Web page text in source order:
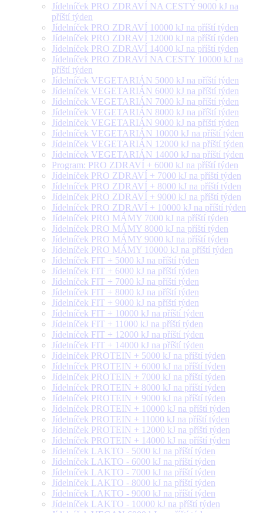
Jídelníček PRO ZDRAVÍ NA CESTY 9000 kJ na
příští týden
Jídelníček PRO ZDRAVÍ 10000 kJ na příští týden
Jídelníček PRO ZDRAVÍ 12000 kJ na příští týden
Jídelníček PRO ZDRAVÍ 14000 kJ na příští týden
Jídelníček PRO ZDRAVÍ NA CESTY 10000 kJ na
příští týden
Jídelníček VEGETARIÁN 5000 kJ na příští týden
Jídelníček VEGETARIÁN 6000 kJ na příští týden
Jídelníček VEGETARIÁN 7000 kJ na příští týden
Jídelníček VEGETARIÁN 8000 kJ na příští týden
Jídelníček VEGETARIÁN 9000 kJ na příští týden
Jídelníček VEGETARIÁN 10000 kJ na příští týden
Jídelníček VEGETARIÁN 12000 kJ na příští týden
Jídelníček VEGETARIÁN 14000 kJ na příští týden
Program: PRO ZDRAVÍ + 6000 kJ na příští týden
Jídelníček PRO ZDRAVÍ + 7000 kJ na příští týden
Jídelníček PRO ZDRAVÍ + 8000 kJ na příští týden
Jídelníček PRO ZDRAVÍ + 9000 kJ na příští týden
Jídelníček PRO ZDRAVÍ + 10000 kJ na příští týden
Jídelníček PRO MÁMY 7000 kJ na příští týden
Jídelníček PRO MÁMY 8000 kJ na příští týden
Jídelníček PRO MÁMY 9000 kJ na příští týden
Jídelníček PRO MÁMY 10000 kJ na příští týden
Jídelníček FIT + 5000 kJ na příští týden
Jídelníček FIT + 6000 kJ na příští týden
Jídelníček FIT + 7000 kJ na příští týden
Jídelníček FIT + 8000 kJ na příští týden
Jídelníček FIT + 9000 kJ na příští týden
Jídelníček FIT + 10000 kJ na příští týden
Jídelníček FIT + 11000 kJ na příští týden
Jídelníček FIT + 12000 kJ na příští týden
Jídelníček FIT + 14000 kJ na příští týden
Jídelníček PROTEIN + 5000 kJ na příští týden
Jídelníček PROTEIN + 6000 kJ na příští týden
Jídelníček PROTEIN + 7000 kJ na příští týden
Jídelníček PROTEIN + 8000 kJ na příští týden
Jídelníček PROTEIN + 9000 kJ na příští týden
Jídelníček PROTEIN + 10000 kJ na příští týden
Jídelníček PROTEIN + 11000 kJ na příští týden
Jídelníček PROTEIN + 12000 kJ na příští týden
Jídelníček PROTEIN + 14000 kJ na příští týden
Jídelníček LAKTO - 5000 kJ na příští týden
Jídelníček LAKTO - 6000 kJ na příští týden
Jídelníček LAKTO - 7000 kJ na příští týden
Jídelníček LAKTO - 8000 kJ na příští týden
Jídelníček LAKTO - 9000 kJ na příští týden
Jídelníček LAKTO - 10000 kJ na příští týden